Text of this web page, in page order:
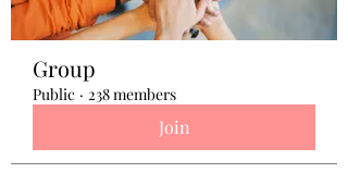
Group
Public · 238 members
Join